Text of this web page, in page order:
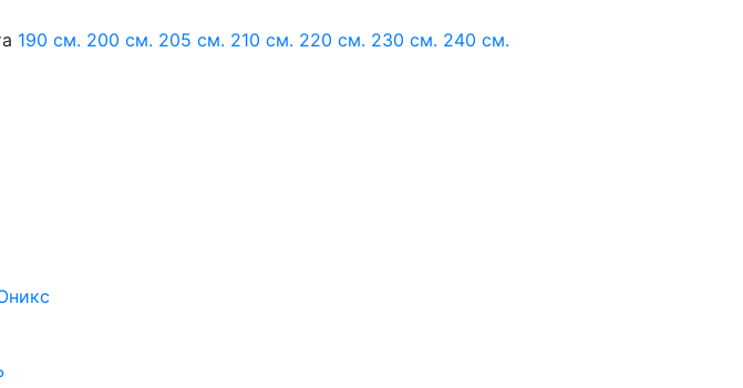
190 см. 200 см. 205 см. 210 см. 220 см. 230 см. 240 см.